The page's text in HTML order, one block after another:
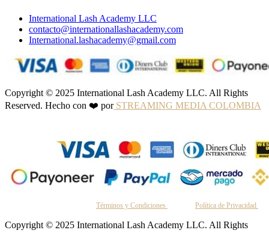
International Lash Academy LLC
contacto@internationallashacademy.com
International.lashacademy@gmail.com
Copyright © 2025 International Lash Academy LLC. All Rights
Reserved. Hecho con ❤️ porSTREAMING MEDIA COLOMBIA
Términos y Condiciones Política de Privacidad
Copyright © 2025 International Lash Academy LLC. All Rights